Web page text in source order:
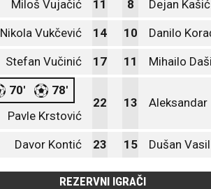
Miloš Vujačić 11 8 Dejan Kašić
Nikola Vukčević 14 10 Danilo
Stefan Vučinić 17 11 Mihailo
70'
78'
Pavle Krstović
22 13 Aleksandar
Davor Kontić 23 15 Dušan
REZERVNI IGRAČI